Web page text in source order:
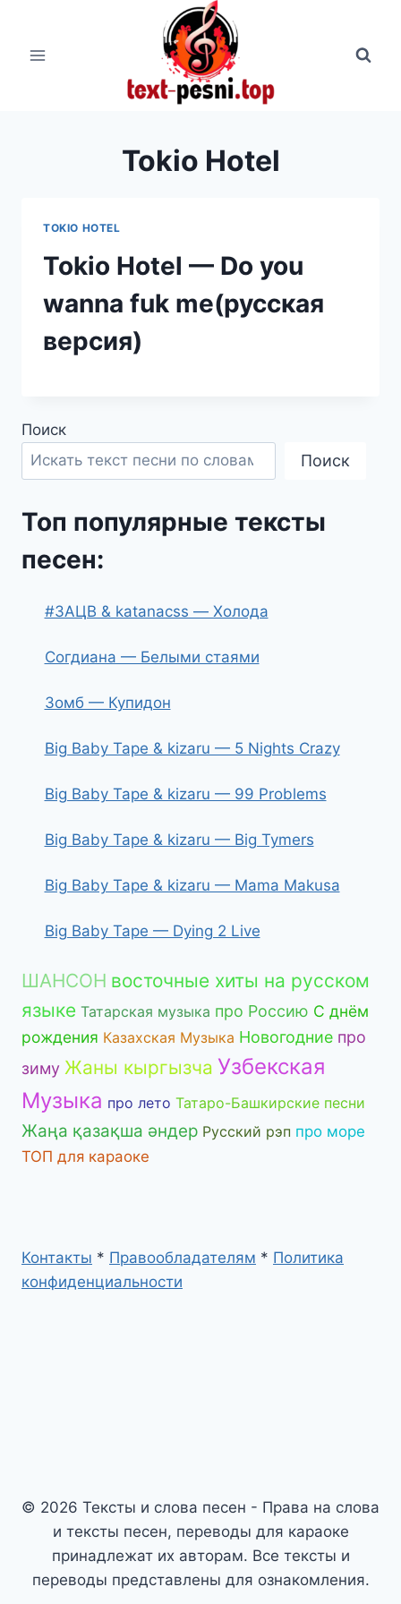
содержимому
Tokio Hotel
TOKIO HOTEL
Tokio Hotel — Do you
wanna fuk me(русская
версия)
Поиск
Поиск
Топ популярные тексты
песен:
#ЗАЦВ & katanacss — Холода
Согдиана — Белыми стаями
Зомб — Купидон
Big Baby Tape & kizaru — 5 Nights Crazy
Big Baby Tape & kizaru — 99 Problems
Big Baby Tape & kizaru — Big Tymers
Big Baby Tape & kizaru — Mama Makusa
Big Baby Tape — Dying 2 Live
ШАНСОН восточные хиты на русском
языке Татарская музыка про Россию С днём
рождения Казахская Музыка Новогодние про
зиму Жаны кыргызча Узбекская
Музыка про лето Татаро-Башкирские песни
Жаңа қазақша әндер Русский рэп про море
ТОП для караоке
Контакты * Правообладателям * Политика
конфиденциальности
© 2026 Тексты и слова песен - Права на слова
и тексты песен, переводы для караоке
принадлежат их авторам. Все тексты и
переводы представлены для ознакомления.